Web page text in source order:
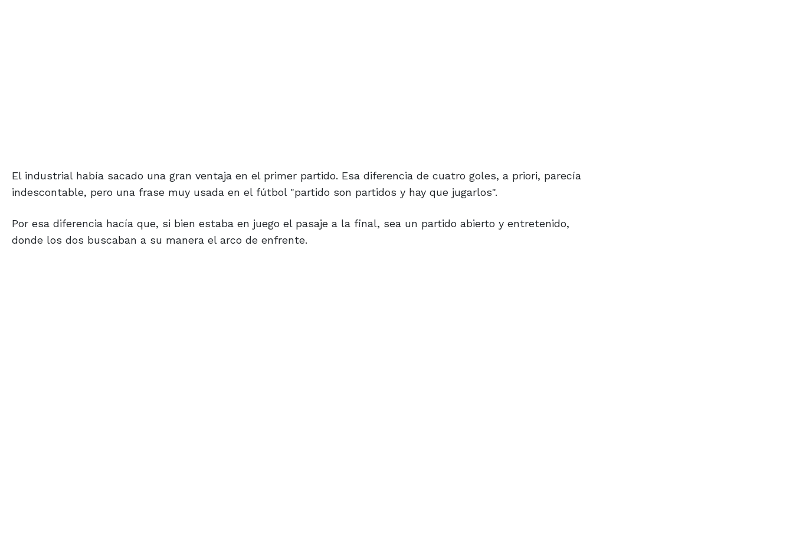
El industrial había sacado una gran ventaja en el primer partido. Esa diferencia de cuatro goles, a priori, parecía
indescontable, pero una frase muy usada en el fútbol "partido son partidos y hay que jugarlos".
Por esa diferencia hacía que, si bien estaba en juego el pasaje a la final, sea un partido abierto y entretenido,
donde los dos buscaban a su manera el arco de enfrente.